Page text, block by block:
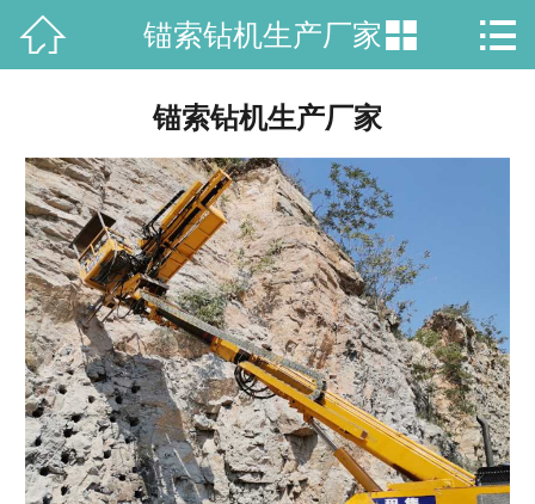
 网站首页
产品中心
新闻资讯
工程案例
联系我们
 锚索钻机生产厂家 
锚索钻机生产厂家